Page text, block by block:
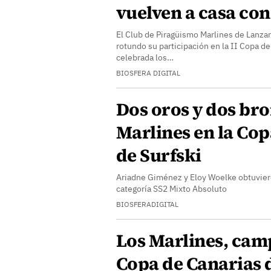
vuelven a casa
El Club de Piragüismo Marlines de
rotundo su participación en la II Copa de
celebrada los…
BIOSFERA DIGITAL
Dos oros y dos
Marlines en la
de Surfski
Ariadne Giménez y Eloy Woelke
categoría SS2 Mixto Absoluto
BIOSFERADIGITAL
Los Marlines,
Copa de Canarias